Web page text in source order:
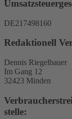
DE217498160
Redaktionell
Dennis Riegelbauer
Im Gang 12
32423 Minden
stelle: